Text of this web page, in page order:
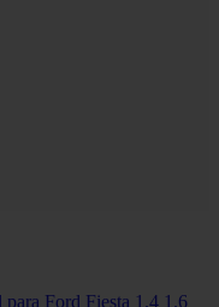
Ford Fiesta 1.4 1.6